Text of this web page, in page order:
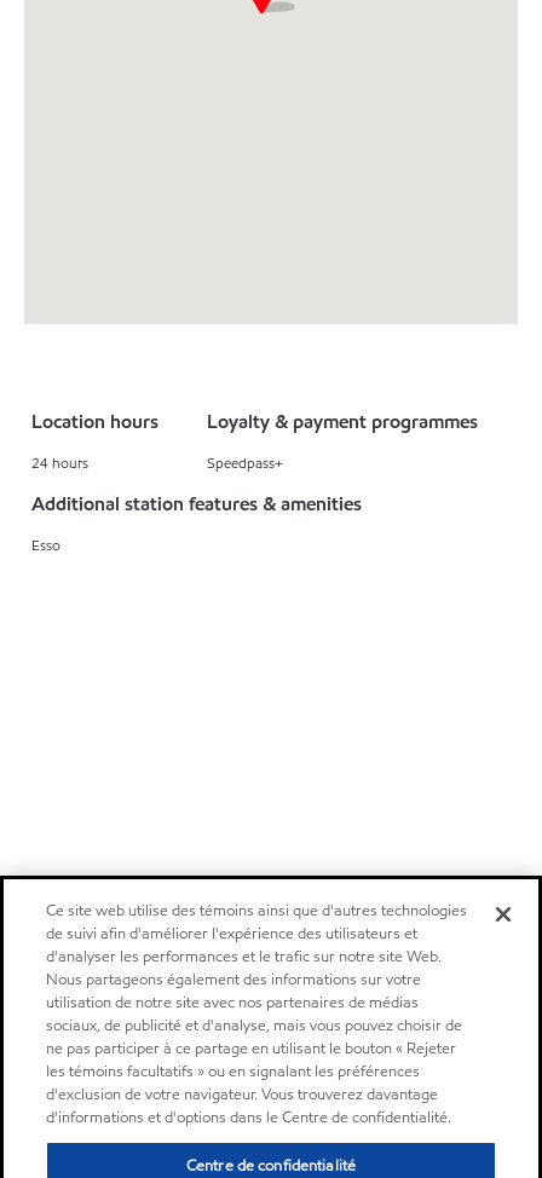
Location hours
24 hours
Loyalty & payment programmes
Speedpass+
Additional station features & amenities
Esso
Ce site web utilise des témoins ainsi que d'autres technologies
de suivi afin d'améliorer l'expérience des utilisateurs et
d'analyser les performances et le trafic sur notre site Web.
Nous partageons également des informations sur votre
utilisation de notre site avec nos partenaires de médias
sociaux, de publicité et d'analyse, mais vous pouvez choisir de
ne pas participer à ce partage en utilisant le bouton « Rejeter
les témoins facultatifs » ou en signalant les préférences
d'exclusion de votre navigateur. Vous trouverez davantage
d'informations et d'options dans le Centre de confidentialité.
Centre de confidentialité